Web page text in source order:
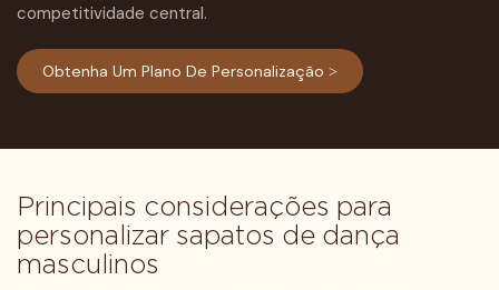
competitividade central.
Obtenha Um Plano De Personalização >
Principais considerações para
personalizar sapatos de dança
masculinos